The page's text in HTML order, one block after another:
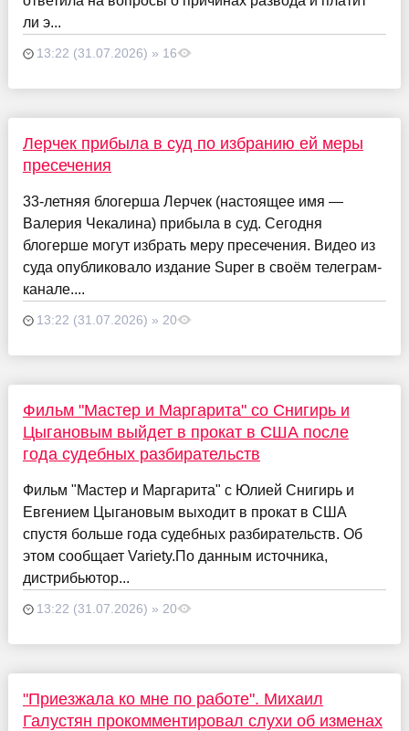
ли э...
13:22 (31.07.2026) » 16
Лерчек прибыла в суд по избранию ей меры
пресечения
33-летняя блогерша Лерчек (настоящее имя —
Валерия Чекалина) прибыла в суд. Сегодня
блогерше могут избрать меру пресечения. Видео из
суда опубликовало издание Super в своём телеграм-
канале....
13:22 (31.07.2026) » 20
Фильм "Мастер и Маргарита" со Снигирь и
Цыгановым выйдет в прокат в США после
года судебных разбирательств
Фильм "Мастер и Маргарита" с Юлией Снигирь и
Евгением Цыгановым выходит в прокат в США
спустя больше года судебных разбирательств. Об
этом сообщает Variety.По данным источника,
дистрибьютор...
13:22 (31.07.2026) » 20
"Приезжала ко мне по работе". Михаил
Галустян прокомментировал слухи об изменах